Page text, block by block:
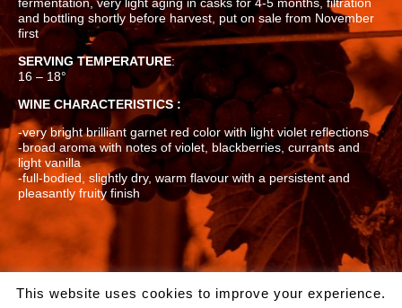
and bottling shortly before harvest, put on sale from November
first
SERVING TEMPERATURE:
16 – 18°
WINE CHARACTERISTICS :
-very bright brilliant garnet red color with light violet reflections
-broad aroma with notes of violet, blackberries, currants and
light vanilla
-full-bodied, slightly dry, warm flavour with a persistent and
pleasantly fruity finish
This website uses cookies to improve your experience.